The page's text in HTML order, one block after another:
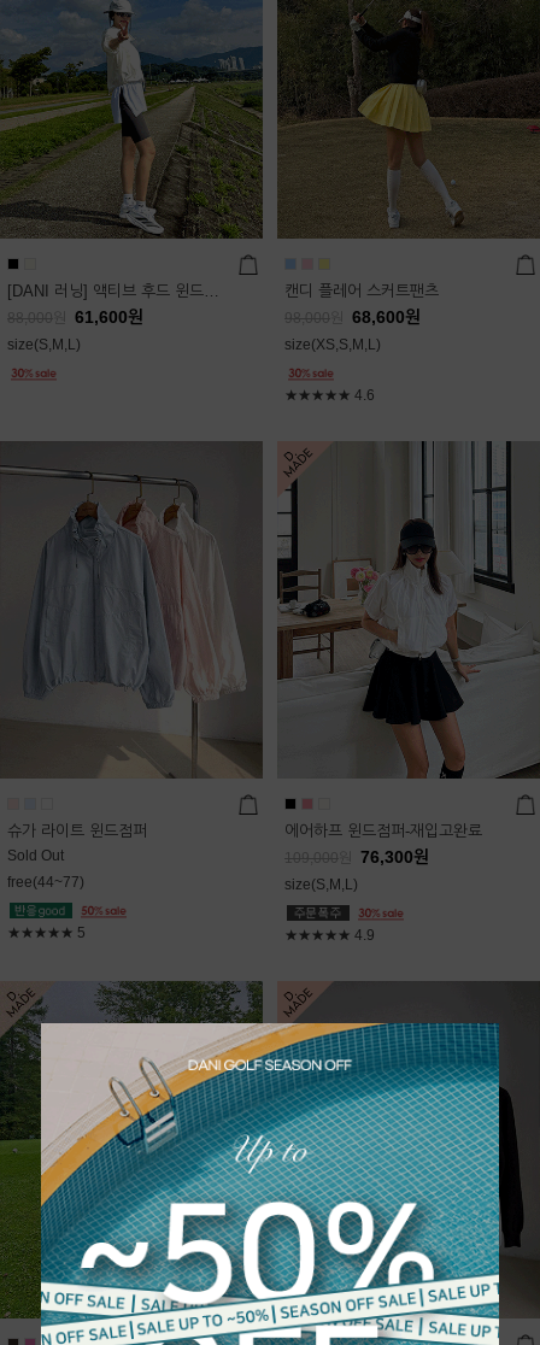
[DANI 러닝] 액티브 후드 윈드점퍼
88,000 61,600원
size(S,M,L)
캔디 플레어 스커트팬츠
98,000 68,600원
size(XS,S,M,L)
★★★★★ 4.6
슈가 라이트 윈드점퍼
Sold Out
free(44~77)
★★★★★ 5
에어하프 윈드점퍼-재입고완료
109,000 76,300원
size(S,M,L)
★★★★★ 4.9